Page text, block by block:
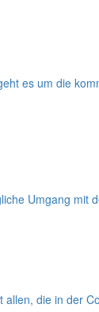
es um die
Umgang
die in der